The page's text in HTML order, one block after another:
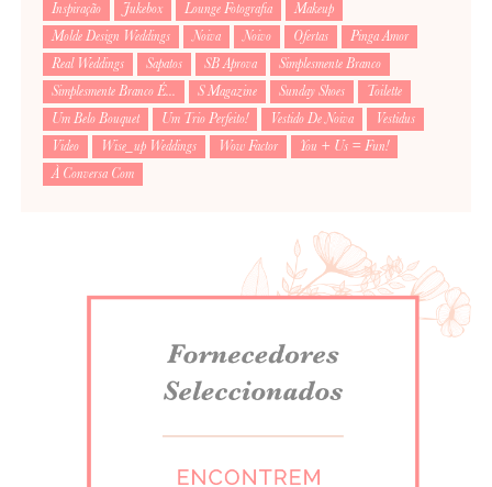
Inspiração
Jukebox Lounge Fotografia
Makeup
Molde Design Weddings
Noiva Noivo Ofertas
Pinga Amor
Real Weddings
Sapatos SB Aprova
Simplesmente Branco
Simplesmente Branco É...
S Magazine Sunday Shoes
Toilette
Um Belo Bouquet
Um Trio Perfeito! Vestido De Noiva
Vestidus
Video
Wise_up Weddings Wow Factor
You + Us = Fun!
À Conversa Com